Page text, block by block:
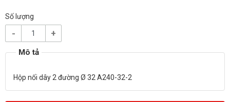
Số lượng
- +